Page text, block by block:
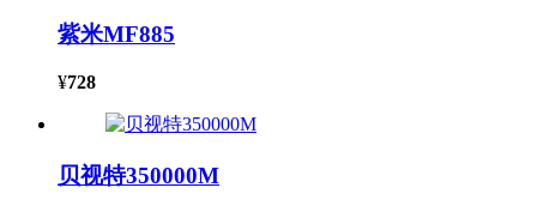
紫米MF885
¥728
贝视特350000M